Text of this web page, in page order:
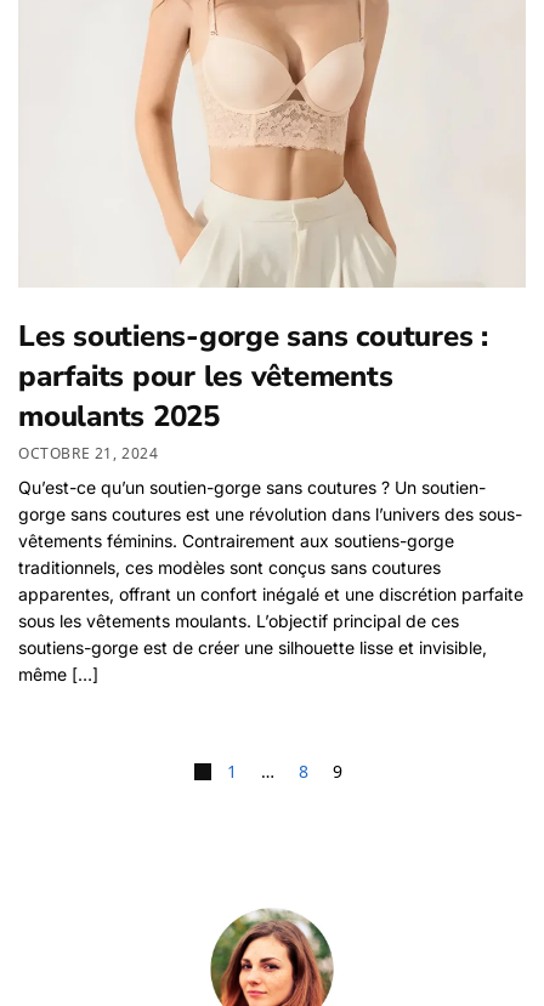
Les soutiens-gorge sans coutures :
parfaits pour les vêtements
moulants 2025
OCTOBRE 21, 2024
Qu’est-ce qu’un soutien-gorge sans coutures ? Un soutien-
gorge sans coutures est une révolution dans l’univers des sous-
vêtements féminins. Contrairement aux soutiens-gorge
traditionnels, ces modèles sont conçus sans coutures
apparentes, offrant un confort inégalé et une discrétion parfaite
sous les vêtements moulants. L’objectif principal de ces
soutiens-gorge est de créer une silhouette lisse et invisible,
même […]
Pagination des publications
1 … 8 9